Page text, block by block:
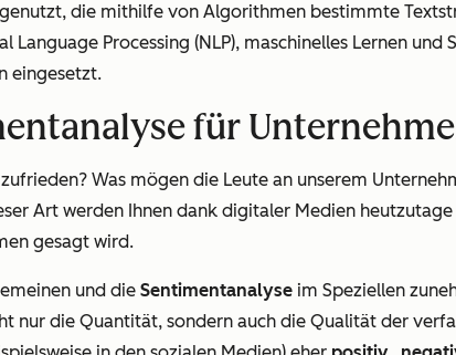
die mithilfe von Algorithmen bestimmte
Processing (NLP), maschinelles Lernen
eingesetzt.
für
Was mögen die Leute an unserem
Art werden Ihnen dank digitaler Medien
gesagt wird.
und die Sentimentanalyse im Speziellen
nur die Quantität, sondern auch die Qualität der